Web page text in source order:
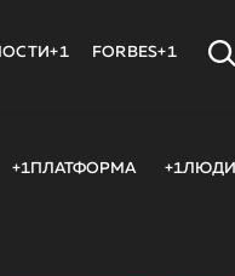
FORBES+1
+1ПЛАТФОРМА +1ЛЮДИ